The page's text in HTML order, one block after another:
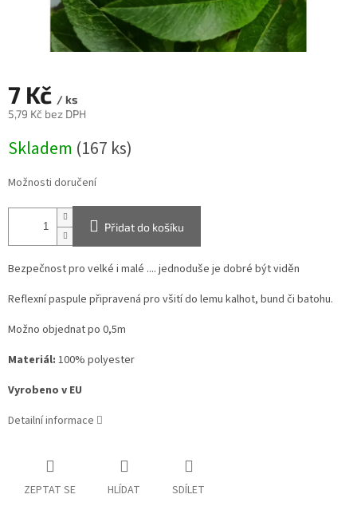
7 Kč / ks
5,79 Kč bez DPH
cena:
Skladem (167 ks)
Možnosti doručení
Přidat do košíku
Bezpečnost pro velké i malé .... jednoduše je dobré být viděn
Reflexní paspule připravená pro všití do lemu kalhot, bund či batohu.
Možno objednat po 0,5m
Materiál: 100% polyester
Vyrobeno v EU
Detailní informace
ZEPTAT SE HLÍDAT SDÍLET